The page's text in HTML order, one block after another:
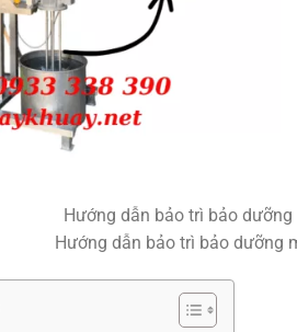
Hướng dẫn bảo trì bảo dưỡng